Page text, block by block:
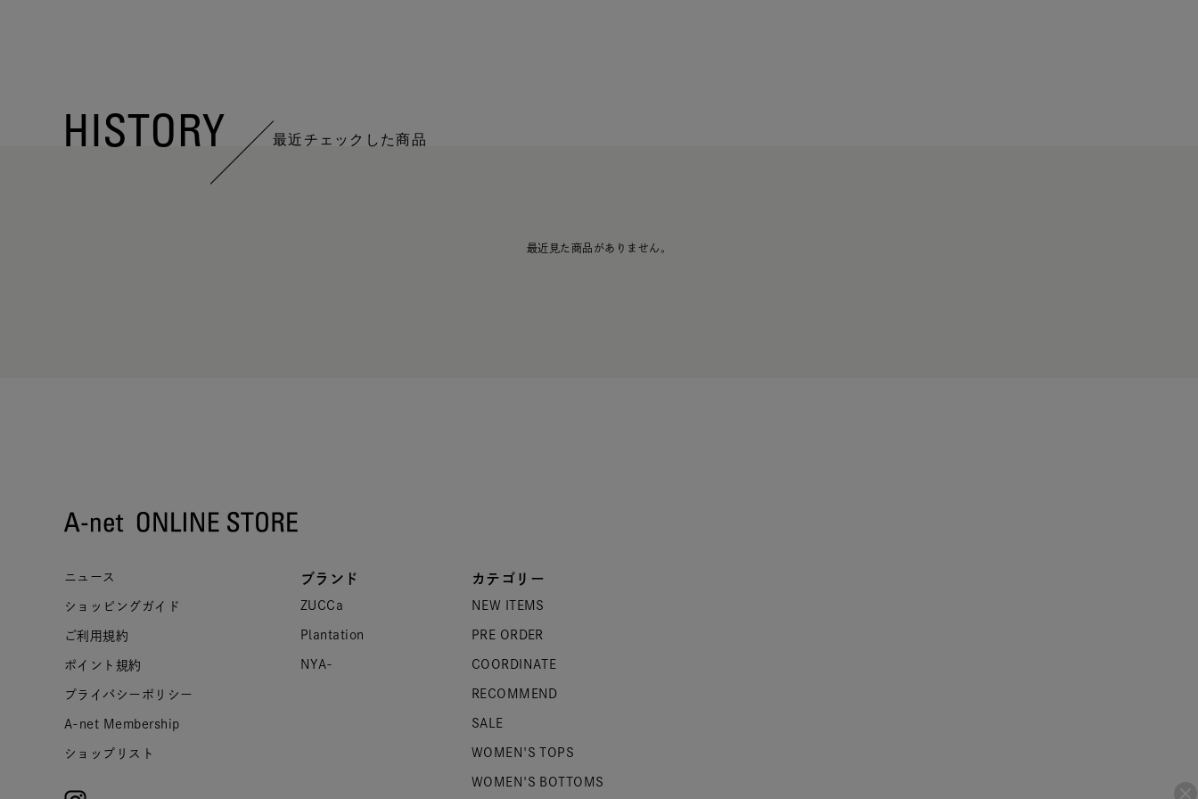
HISTORY 最近チェックした商品
最近見た商品がありません。
ニュース
ショッピングガイド
ご利用規約
ポイント規約
プライバシーポリシー
A-net Membership
ショップリスト
ブランド
ZUCCa
Plantation
NYA-
カテゴリー
NEW ITEMS
PRE ORDER
COORDINATE
RECOMMEND
SALE
WOMEN'S TOPS
WOMEN'S BOTTOMS